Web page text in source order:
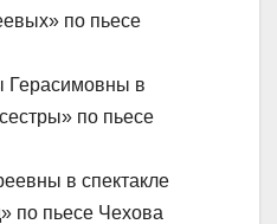
по пьесе
Герасимовны в
по пьесе
в спектакле
по пьесе Чехова